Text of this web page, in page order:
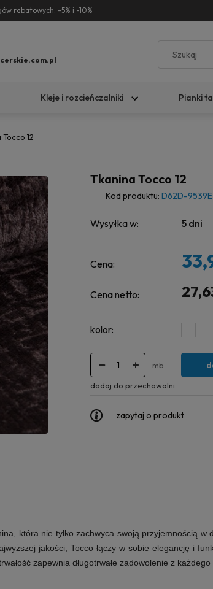
rabatowych: -5% i -10%
Kleje i rozcieńczalniki Pianki
12
Tkanina Tocco 12
Kod produktu: D62D-
Wysyłka w: 5 dni
Cena:
Cena netto:
kolor:
mb
dodaj do przechowalni
zapytaj o produkt
która nie tylko zachwyca swoją przyjemnością w
jakości, Tocco łączy w sobie elegancję i
zapewnia długotrwałe zadowolenie z każdego